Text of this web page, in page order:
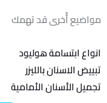
مواضيع أُخرى قد تهمك
انواع ابتسامة هوليود
تبييض الاسنان بالليزر
تجميل الأسنان الأمامية